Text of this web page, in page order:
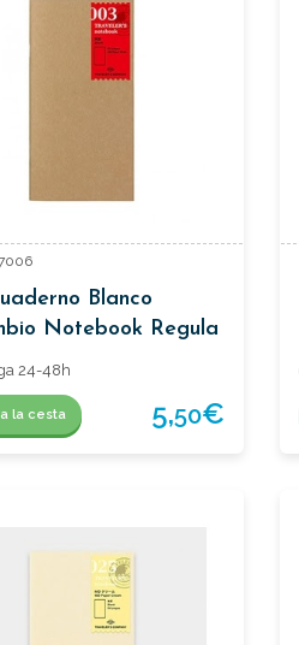
Blanco
Notebook Regula
24-48h
la cesta 5,50€